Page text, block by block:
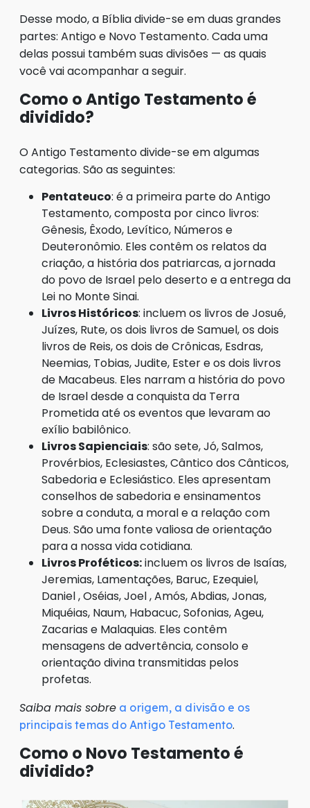
Desse modo, a Bíblia divide-se em duas grandes
partes: Antigo e Novo Testamento. Cada uma
delas possui também suas divisões — as quais
você vai acompanhar a seguir.
Como o Antigo Testamento é
dividido?
O Antigo Testamento divide-se em algumas
categorias. São as seguintes:
Pentateuco: é a primeira parte do Antigo
Testamento, composta por cinco livros:
Gênesis, Êxodo, Levítico, Números e
Deuteronômio. Eles contêm os relatos da
criação, a história dos patriarcas, a jornada
do povo de Israel pelo deserto e a entrega da
Lei no Monte Sinai.
Livros Históricos: incluem os livros de Josué,
Juízes, Rute, os dois livros de Samuel, os dois
livros de Reis, os dois de Crônicas, Esdras,
Neemias, Tobias, Judite, Ester e os dois livros
de Macabeus. Eles narram a história do povo
de Israel desde a conquista da Terra
Prometida até os eventos que levaram ao
exílio babilônico.
Livros Sapienciais: são sete, Jó, Salmos,
Provérbios, Eclesiastes, Cântico dos Cânticos,
Sabedoria e Eclesiástico. Eles apresentam
conselhos de sabedoria e ensinamentos
sobre a conduta, a moral e a relação com
Deus. São uma fonte valiosa de orientação
para a nossa vida cotidiana.
Livros Proféticos:incluem os livros de Isaías,
Jeremias, Lamentações, Baruc, Ezequiel,
Daniel , Oséias, Joel , Amós, Abdias, Jonas,
Miquéias, Naum, Habacuc, Sofonias, Ageu,
Zacarias e Malaquias. Eles contêm
mensagens de advertência, consolo e
orientação divina transmitidas pelos
profetas.
Saiba mais sobre a origem, a divisão e os
principais temas do Antigo Testamento.
Como o Novo Testamento é
dividido?